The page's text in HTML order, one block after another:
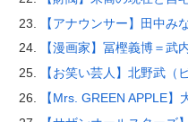
【アナウンサー】田中み
【漫画家】冨樫義博＝武
【お笑い芸人】北野武（
【Mrs. GREEN APPLE】